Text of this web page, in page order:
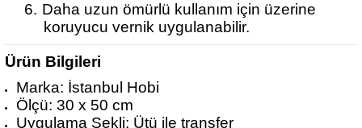
6. Daha uzun ömürlü kullanım için üzerine
koruyucu vernik uygulanabilir.
Ürün Bilgileri
Marka: İstanbul Hobi
Ölçü: 30 x 50 cm
Uygulama Şekli: Ütü ile transfer